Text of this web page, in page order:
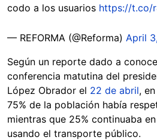
codo a los usuarios https://t.co/
— REFORMA (@Reforma) April
Según un reporte dado a
conferencia matutina del
López Obrador el 22 de abril,
75% de la población había
mientras que 25% continuaba
usando el transporte público.